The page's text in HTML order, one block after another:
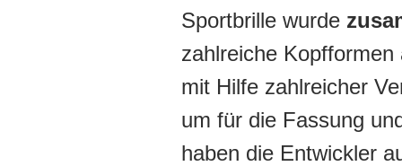
Sportbrille wurde
zahlreiche
mit Hilfe zahlreicher
um für die Fassung
haben die Entwickler